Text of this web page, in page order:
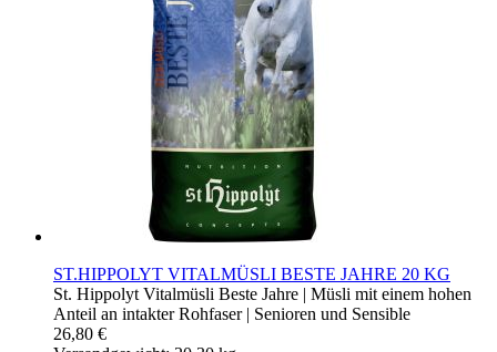
ST.HIPPOLYT VITALMÜSLI BESTE JAHRE 20 KG
St. Hippolyt Vitalmüsli Beste Jahre | Müsli mit einem hohen
Anteil an intakter Rohfaser | Senioren und Sensible
26,80 €